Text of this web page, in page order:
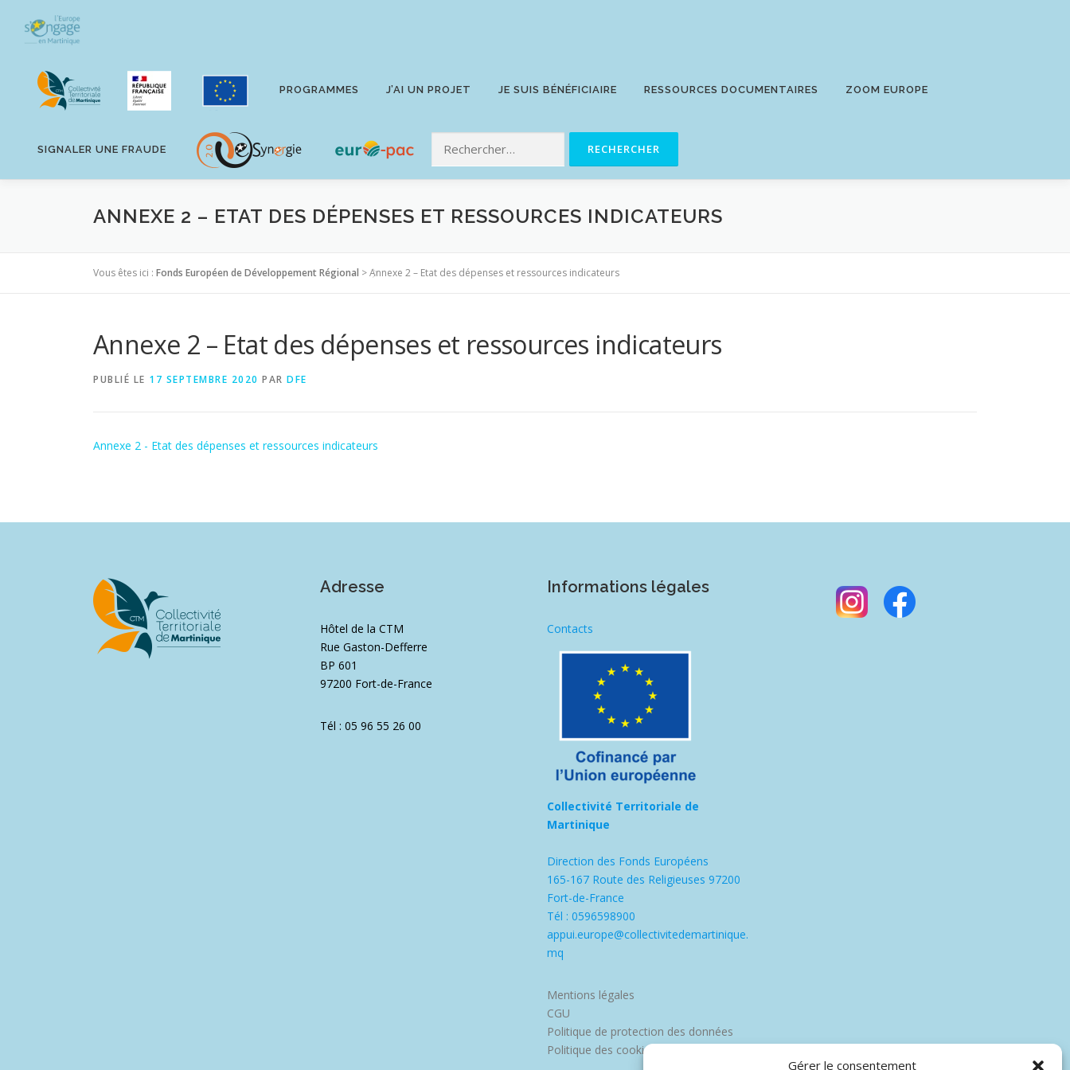
Gérer le consentement
contenu
PROGRAMMES J’AI UN PROJET JE SUIS BÉNÉFICIAIRE RESSOURCES DOCUMENTAIRES ZOOM EUROPE
SIGNALER UNE FRAUDE
ANNEXE 2 – ETAT DES DÉPENSES ET RESSOURCES INDICATEURS
Vous êtes ici : Fonds Européen de Développement Régional >Annexe 2 – Etat des dépenses et ressources indicateurs
Annexe 2 – Etat des dépenses et ressources indicateurs
PUBLIÉ LE 17 SEPTEMBRE 2020 PAR DFE
Annexe 2 - Etat des dépenses et ressources indicateurs
Adresse
Hôtel de la CTM
Rue Gaston-Defferre
BP 601
97200 Fort-de-France
Tél : 05 96 55 26 00
Informations légales
Contacts
Collectivité Territoriale de
Martinique
Direction des Fonds Européens
165-167 Route des Religieuses 97200
Fort-de-France
Tél : 0596598900
appui.europe@collectivitedemartinique.
mq
Mentions légales
CGU
Politique de protection des données
Politique des cookies